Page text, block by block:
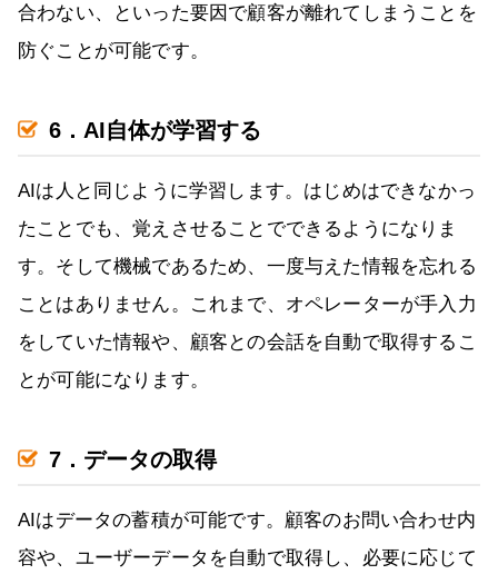
合わない、といった要因で顧客が離れてしまうことを
防ぐことが可能です。
6．AI自体が学習する
AIは人と同じように学習します。はじめはできなかっ
たことでも、覚えさせることでできるようになりま
す。そして機械であるため、一度与えた情報を忘れる
ことはありません。これまで、オペレーターが手入力
をしていた情報や、顧客との会話を自動で取得するこ
とが可能になります。
7．データの取得
AIはデータの蓄積が可能です。顧客のお問い合わせ内
容や、ユーザーデータを自動で取得し、必要に応じて